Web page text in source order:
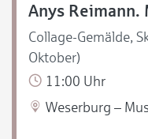
Anys Reimann.
Collage-Gemälde,
Oktober)
11:00 Uhr
Weserburg –